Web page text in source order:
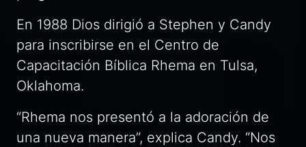
En 1988 Dios dirigió a Stephen y Candy
para inscribirse en el Centro de
Capacitación Bíblica Rhema en Tulsa,
Oklahoma.
“Rhema nos presentó a la adoración de
una nueva manera”, explica Candy. “Nos